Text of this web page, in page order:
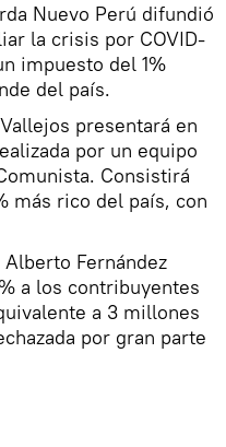
Nuevo Perú difundió
la crisis por COVID-
impuesto del 1%
del país.
presentará en
por un equipo
Consistirá
más rico del país, con
Fernández
a los contribuyentes
a 3 millones
por gran parte